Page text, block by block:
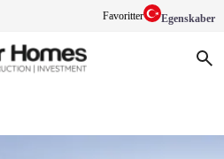
Favoritter Egenskaber